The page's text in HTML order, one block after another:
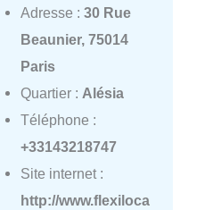
Adresse : 30 Rue
Beaunier, 75014
Paris
Quartier : Alésia
Téléphone :
+33143218747
Site internet :
http://www.flexiloca